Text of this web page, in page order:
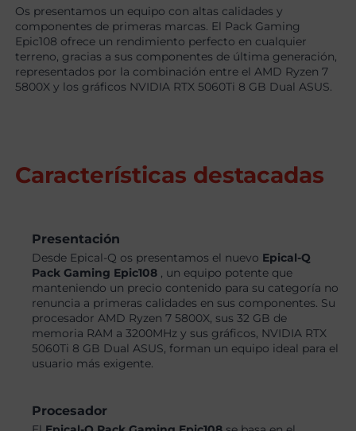
Os presentamos un equipo con altas calidades y
componentes de primeras marcas. El Pack Gaming
Epic108 ofrece un rendimiento perfecto en cualquier
terreno, gracias a sus componentes de última generación,
representados por la combinación entre el AMD Ryzen 7
5800X y los gráficos NVIDIA RTX 5060Ti 8 GB Dual ASUS.
Características destacadas
Presentación
Desde Epical-Q os presentamos el nuevo Epical-Q
Pack Gaming Epic108 , un equipo potente que
manteniendo un precio contenido para su categoría no
renuncia a primeras calidades en sus componentes. Su
procesador AMD Ryzen 7 5800X, sus 32 GB de
memoria RAM a 3200MHz y sus gráficos, NVIDIA RTX
5060Ti 8 GB Dual ASUS, forman un equipo ideal para el
usuario más exigente.
Procesador